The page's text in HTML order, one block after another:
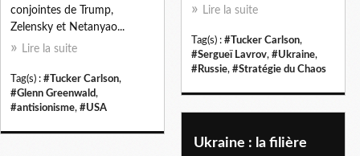
conjointes de Trump,
Zelensky et Netanyao...
Lire la suite
Tag(s) : #Tucker Carlson,
#Glenn Greenwald,
#antisionisme, #USA
Lire la suite
Tag(s) : #Tucker Carlson,
#Sergueï Lavrov, #Ukraine,
#Russie, #Stratégie du Chaos
Ukraine : la filière